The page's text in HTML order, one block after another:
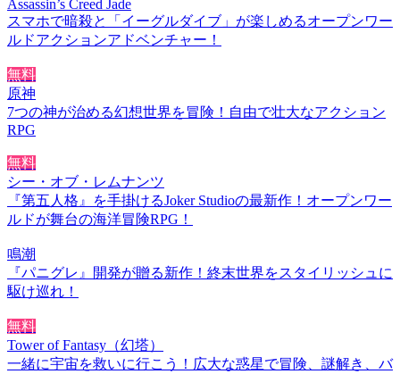
Assassin’s Creed Jade
スマホで暗殺と「イーグルダイブ」が楽しめるオープンワー
ルドアクションアドベンチャー！
無料
原神
7つの神が治める幻想世界を冒険！自由で壮大なアクション
RPG
無料
シー・オブ・レムナンツ
『第五人格』を手掛けるJoker Studioの最新作！オープンワー
ルドが舞台の海洋冒険RPG！
鳴潮
『パニグレ』開発が贈る新作！終末世界をスタイリッシュに
駆け巡れ！
無料
Tower of Fantasy（幻塔）
一緒に宇宙を救いに行こう！広大な惑星で冒険、謎解き、バ